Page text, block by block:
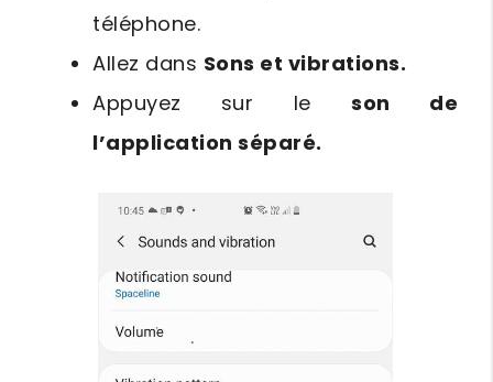
téléphone.
Allez dans Sons et vibrations.
Appuyez sur leson de
l’application séparé.